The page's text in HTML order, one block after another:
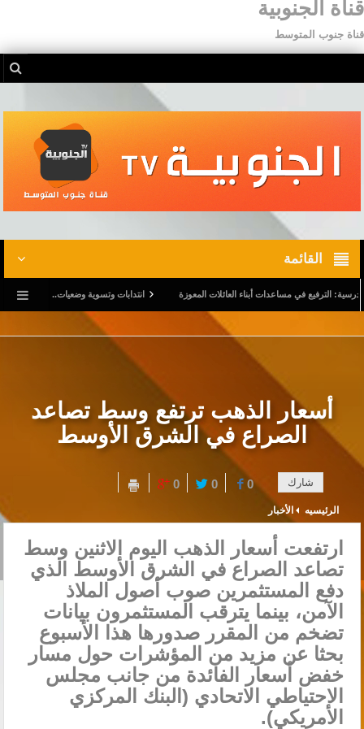
قناة الجنوبية
قناة جنوب المتوسط
القائمة
في مساعدات أبناء العائلات المعوزة انتدابات وتسوية وضعيات.. وترفيع في أجور
أسعار الذهب ترتفع وسط تصاعد
الصراع في الشرق الأوسط
شارك 0
0
0
الرئيسيه الأخبار
ارتفعت أسعار الذهب اليوم الاثنين وسط
تصاعد الصراع في الشرق الأوسط الذي
دفع المستثمرين صوب أصول الملاذ
الآمن، بينما يترقب المستثمرون بيانات
تضخم من المقرر صدورها هذا الأسبوع
بحثا عن مزيد من المؤشرات حول مسار
خفض أسعار الفائدة من جانب مجلس
الاحتياطي الاتحادي (البنك المركزي
الأمريكي).